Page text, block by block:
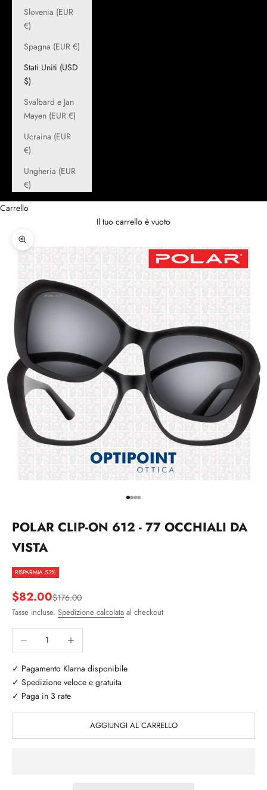
Slovenia (EUR
€)
Spagna (EUR €)
Stati Uniti (USD
$)
Svalbard e Jan
Mayen (EUR €)
Ucraina (EUR
€)
Ungheria (EUR
€)
Carrello
Il tuo carrello è vuoto
Ingrandisci immagine
Vai all'articolo 1
Vai all'articolo 2
Vai all'articolo 3
Vai all'articolo 4
POLAR CLIP-ON 612 - 77 OCCHIALI DA
VISTA
RISPARMIA 53%
Prezzo scontato
$82.00Prezzo
$176.00
Tasse incluse. Spedizione calcolata al checkout
Diminuisci quantitàAumenta quantità
✓ Pagamento Klarna disponibile
✓ Spedizione veloce e gratuita
✓ Paga in 3 rate
AGGIUNGI AL CARRELLO